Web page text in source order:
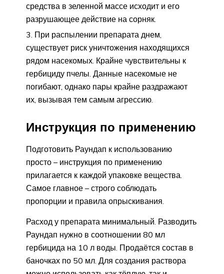
средства в зеленной массе исходит и его
разрушающее действие на сорняк.
При распылении препарата днем,
существует риск уничтожения находящихся
рядом насекомых. Крайне чувствительны к
гербициду пчелы. Данные насекомые не
погибают, однако пары крайне раздражают
их, вызывая тем самым агрессию.
Инструкция по применению
Подготовить Раундап к использованию
просто – инструкция по применению
прилагается к каждой упаковке вещества.
Самое главное – строго соблюдать
пропорции и правила опрыскивания.
Расход у препарата минимальный. Разводить
Раундап нужно в соотношении 80 мл
гербицида на 10 л воды. Продаётся состав в
баночках по 50 мл. Для создания раствора